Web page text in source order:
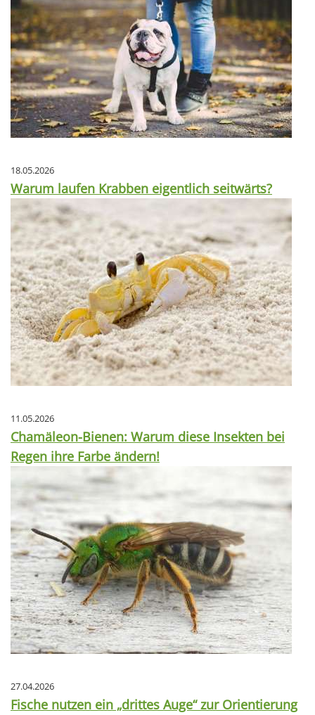
18.05.2026
Warum laufen Krabben eigentlich seitwärts?
11.05.2026
Chamäleon-Bienen: Warum diese Insekten bei
Regen ihre Farbe ändern!
27.04.2026
Fische nutzen ein „drittes Auge“ zur Orientierung